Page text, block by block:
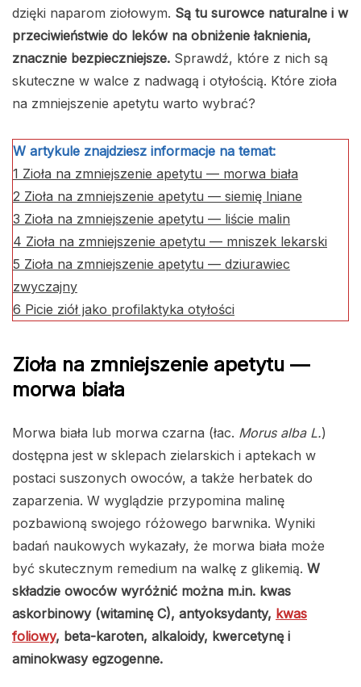
dzięki naparom ziołowym. Są tu surowce naturalne i w
przeciwieństwie do leków na obniżenie łaknienia,
znacznie bezpieczniejsze. Sprawdź, które z nich są
skuteczne w walce z nadwagą i otyłością. Które zioła
na zmniejszenie apetytu warto wybrać?
W artykule znajdziesz informacje na temat:
1 Zioła na zmniejszenie apetytu — morwa biała
2 Zioła na zmniejszenie apetytu — siemię lniane
3 Zioła na zmniejszenie apetytu — liście malin
4 Zioła na zmniejszenie apetytu — mniszek lekarski
5 Zioła na zmniejszenie apetytu — dziurawiec
zwyczajny
6 Picie ziół jako profilaktyka otyłości
Zioła na zmniejszenie apetytu —
morwa biała
Morwa biała lub morwa czarna (łac. Morus alba L.)
dostępna jest w sklepach zielarskich i aptekach w
postaci suszonych owoców, a także herbatek do
zaparzenia. W wyglądzie przypomina malinę
pozbawioną swojego różowego barwnika. Wyniki
badań naukowych wykazały, że morwa biała może
być skutecznym remedium na walkę z glikemią. W
składzie owoców wyróżnić można m.in. kwas
askorbinowy (witaminę C), antyoksydanty, kwas
foliowy, beta-karoten, alkaloidy, kwercetynę i
aminokwasy egzogenne.